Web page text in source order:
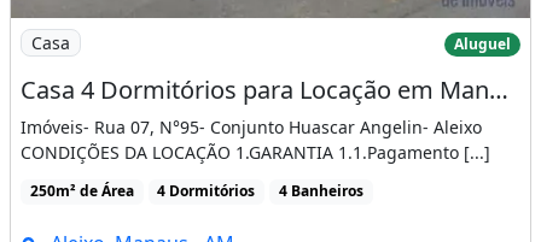
Imagem: Casa 4 Dormitórios para Locação em Manaus
Casa Aluguel
Casa 4 Dormitórios para Locação em Manaus - Am
Imóveis- Rua 07, N°95- Conjunto Huascar Angelin- Aleixo
CONDIÇÕES DA LOCAÇÃO 1.GARANTIA 1.1.Pagamento [...]
250m² de Área 4 Dormitórios 4 Banheiros